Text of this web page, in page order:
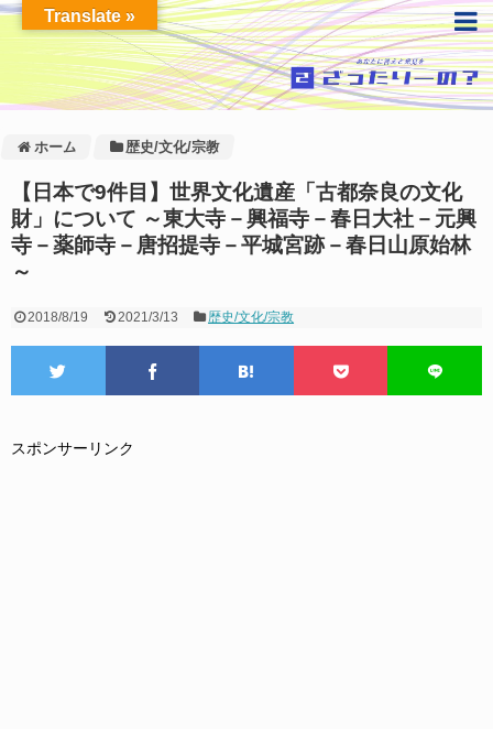
ホーム 歴史/文化/宗教
【日本で9件目】世界文化遺産「古都奈良の文化
財」について ～東大寺－興福寺－春日大社－元興
寺－薬師寺－唐招提寺－平城宮跡－春日山原始林
～
2018/8/19 2021/3/13 歴史/文化/宗教
スポンサーリンク
Translate »